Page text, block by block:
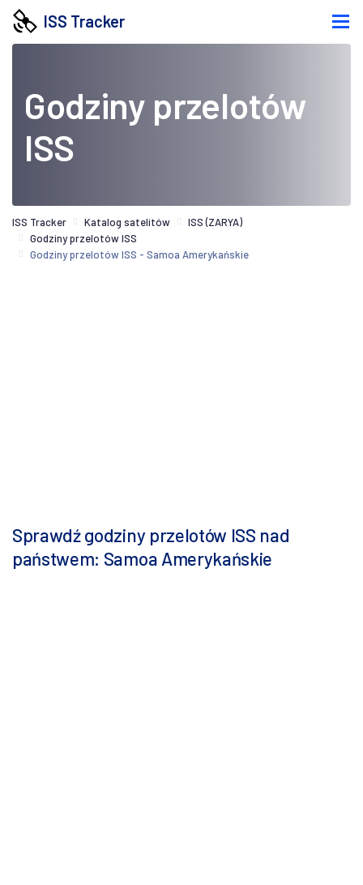
ISS Tracker
Godziny przelotów
ISS
ISS Tracker Katalog satelitów
ISS (ZARYA)
Godziny przelotów ISS
Godziny przelotów ISS - Samoa Amerykańskie
Sprawdź godziny przelotów ISS nad
państwem: Samoa Amerykańskie